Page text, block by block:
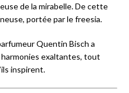
de la mirabelle. De cette
portée par le freesia.
Quentin Bisch a
exaltantes, tout
inspirent.